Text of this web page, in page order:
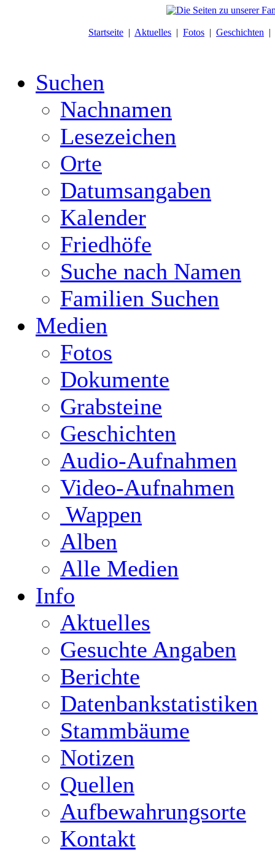
Startseite | Aktuelles | Fotos | Geschichten |
Suchen
Nachnamen
Lesezeichen
Orte
Datumsangaben
Kalender
Friedhöfe
Suche nach Namen
Familien Suchen
Medien
Fotos
Dokumente
Grabsteine
Geschichten
Audio-Aufnahmen
Video-Aufnahmen
Wappen
Alben
Alle Medien
Info
Aktuelles
Gesuchte Angaben
Berichte
Datenbankstatistiken
Stammbäume
Notizen
Quellen
Aufbewahrungsorte
Kontakt